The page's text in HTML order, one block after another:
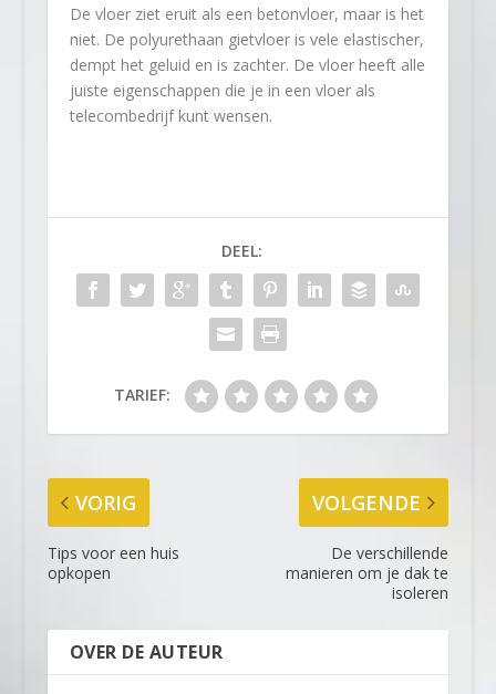
De vloer ziet eruit als een betonvloer, maar is het
niet. De polyurethaan gietvloer is vele elastischer,
dempt het geluid en is zachter. De vloer heeft alle
juiste eigenschappen die je in een vloer als
telecombedrijf kunt wensen.
DEEL:
TARIEF:
VORIG
Tips voor een huis
opkopen
VOLGENDE
De verschillende
manieren om je dak te
isoleren
OVER DE AUTEUR